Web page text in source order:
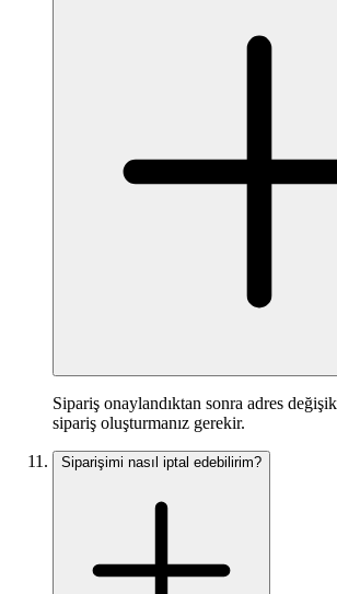
Sipariş onaylandıktan sonra adres
sipariş oluşturmanız gerekir.
Siparişimi nasıl iptal edebilirim?